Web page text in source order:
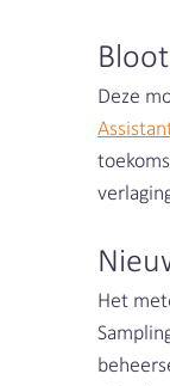
Deze
Het